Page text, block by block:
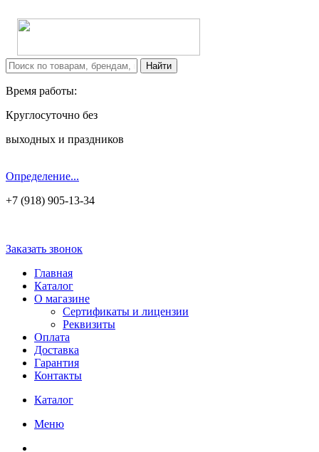
Время работы:
Круглосуточно без
выходных и праздников
Определение...
+7 (918) 905-13-34
Заказать звонок
Главная
Каталог
О магазине
Сертификаты и лицензии
Реквизиты
Оплата
Доставка
Гарантия
Контакты
Каталог
Меню